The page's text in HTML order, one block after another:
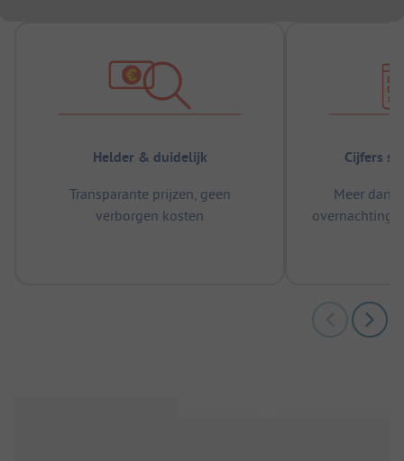
Helder & duidelijk
Transparante prijzen, geen
verborgen kosten
Cijfers
Meer dan